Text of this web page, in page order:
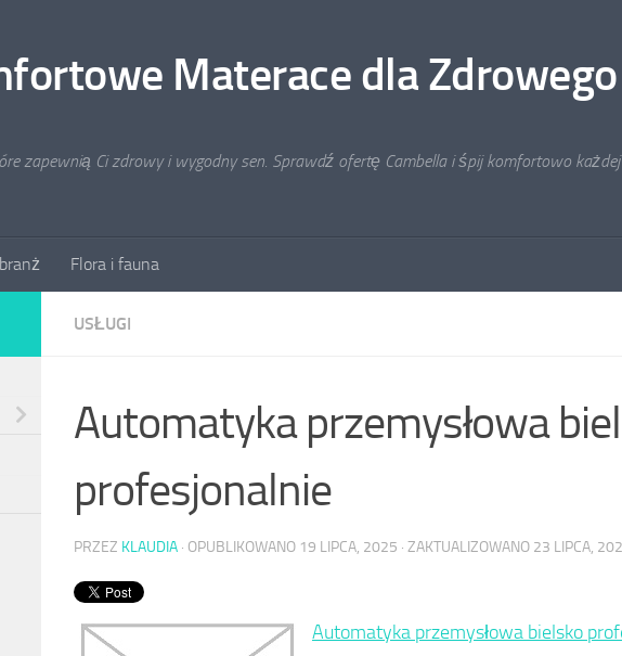
Materace dla
zapewnią Ci zdrowy i wygodny sen. Sprawdź ofertę Cambella i śpij komfortowo każdej
Flora i fauna
USŁUGI
Automatyka przemysłowa
profesjonalnie
PRZEZ KLAUDIA · OPUBLIKOWANO 19 LIPCA, 2025 · ZAKTUALIZOWANO 23 LIPCA,
Automatyka przemysłowa bielsko